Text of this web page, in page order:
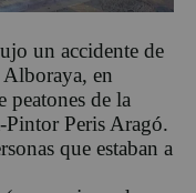
un accidente de
en
peatones de la
Peris Aragó.
que estaban a